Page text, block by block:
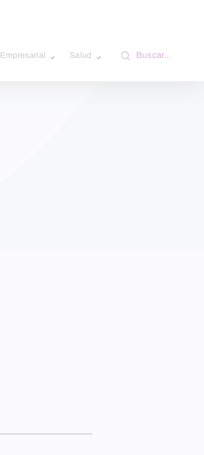
Empresarial Salud Buscar…